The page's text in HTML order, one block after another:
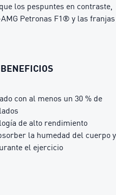
los pespuntes en contraste,
Petronas F1® y las franjas
con al menos un 30 % de
de alto rendimiento
la humedad del cuerpo y
el ejercicio